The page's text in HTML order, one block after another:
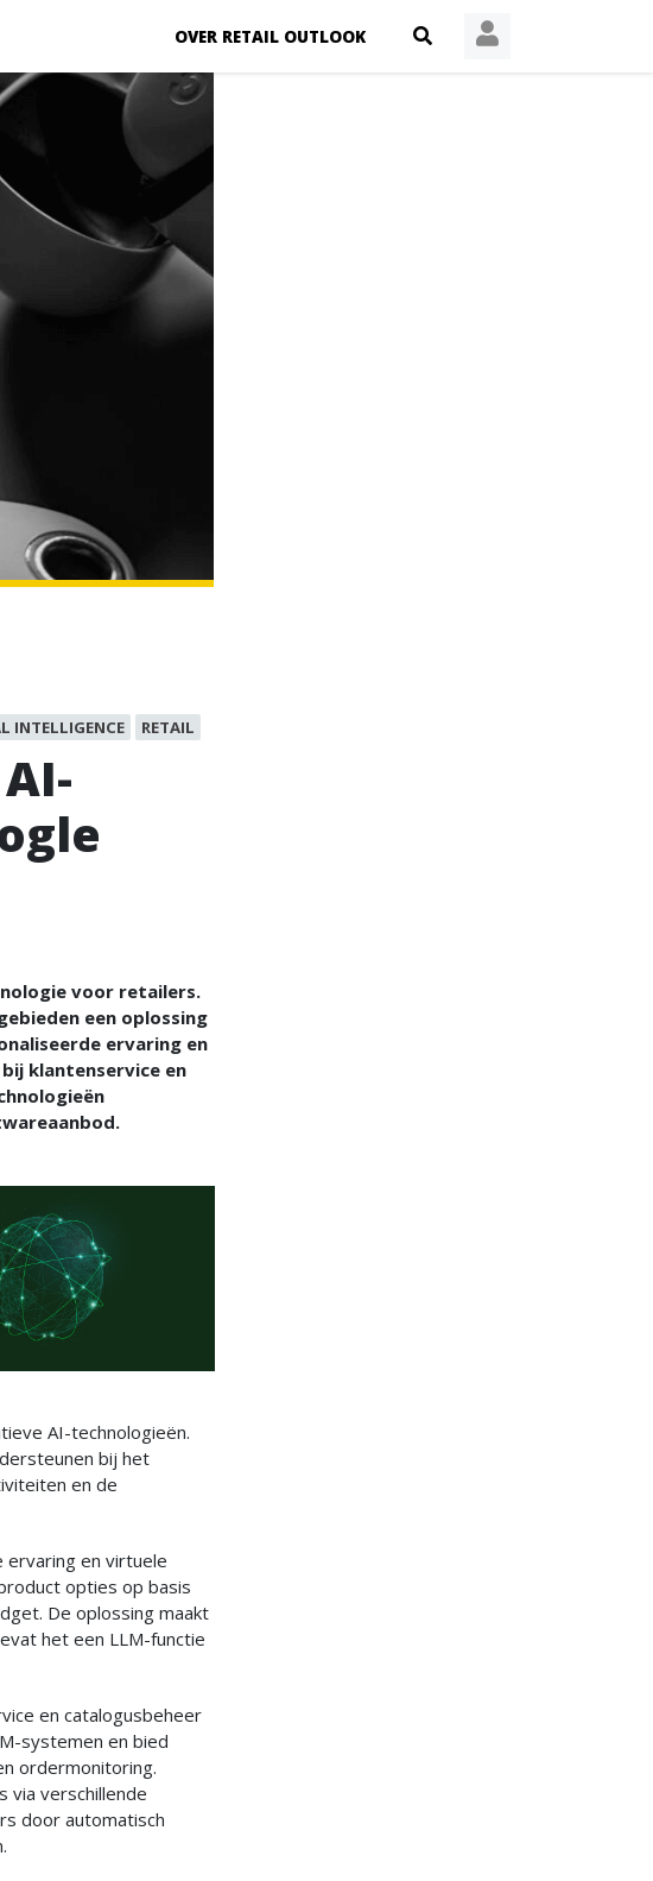
OVER RETAIL OUTLOOK
INTELLIGENCE RETAIL
voor retailers.
een oplossing
ervaring en
klantenservice en
AI-technologieën.
bij het
en de
ervaring en virtuele
opties op basis
De oplossing maakt
het een LLM-functie
en catalogusbeheer
systemen en bied
ordermonitoring.
via verschillende
door automatisch